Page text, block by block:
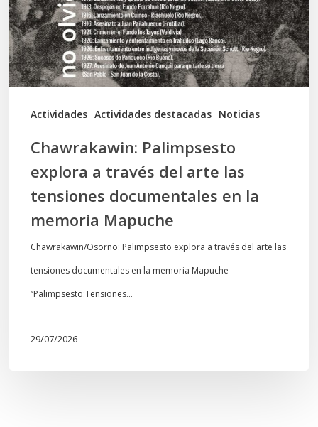
Actividades Actividades destacadas Noticias
del
arte
las
tensiones
documentales
memoria
Mapuche
Chawrakawin: Palimpsesto
explora a través del arte las
tensiones documentales en la
memoria Mapuche
Chawrakawin/Osorno: Palimpsesto explora a través del arte las
tensiones documentales en la memoria Mapuche
“Palimpsesto:Tensiones…
29/07/2026